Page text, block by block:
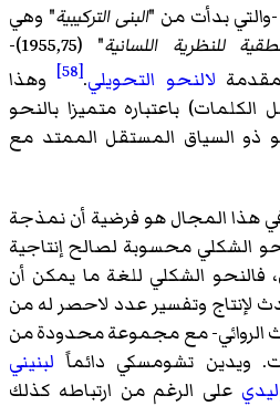
بدأت من "البنى التركيبية" وهي
للنظرية اللسانية" (1955,75)-
لالنحو التحويلي.
[58]
وهذا
باعتباره متميزا بالنحو
ذو السياق المستقل الممتد مع
في هذا المجال هو فرضية أن نمذجة
الشكلي محسوبة لصالح إنتاجية
فالنحو الشكلي للغة ما يمكن أن
لإنتاج وتفسير عدد لاحصر له من
الروائي- مع مجموعة محدودة من
ويدين تشومسكي دائماً لبنيني
على الرغم من ارتباطه كذلك